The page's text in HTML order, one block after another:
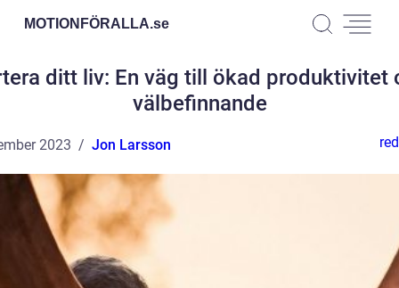
MOTIONFÖRALLA.se
ditt liv: En väg till ökad produktivitet
välbefinnande
2023 Jon Larsson